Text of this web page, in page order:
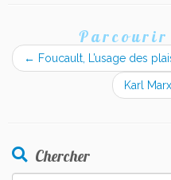
← Foucault, L’usage des
Karl
Chercher